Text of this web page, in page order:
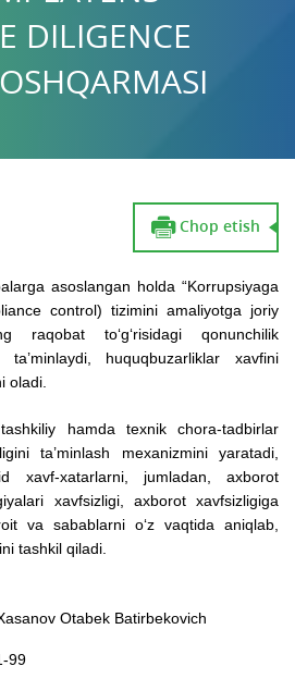
DILIGENCE
Chop etish
asoslangan holda “Korrupsiyaga
control) tizimini amaliyotga joriy
raqobat to‘g‘risidagi qonunchilik
ta’minlaydi, huquqbuzarliklar xavfini
oladi.
hamda texnik chora-tadbirlar
ta’minlash mexanizmini yaratadi,
xavf-xatarlarni, jumladan, axborot
xavfsizligi, axborot xavfsizligiga
va sabablarni o‘z vaqtida aniqlab,
tashkil qiladi.
Otabek Batirbekovich
99